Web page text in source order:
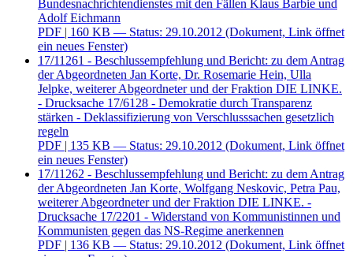
Bundesnachrichtendienstes mit den Fällen Klaus Barbie und
Adolf Eichmann
PDF | 160 KB — Status: 29.10.2012 (Dokument, Link öffnet
ein neues Fenster)
17/11261 - Beschlussempfehlung und Bericht: zu dem Antrag
der Abgeordneten Jan Korte, Dr. Rosemarie Hein, Ulla
Jelpke, weiterer Abgeordneter und der Fraktion DIE LINKE.
- Drucksache 17/6128 - Demokratie durch Transparenz
stärken - Deklassifizierung von Verschlusssachen gesetzlich
regeln
PDF | 135 KB — Status: 29.10.2012 (Dokument, Link öffnet
ein neues Fenster)
17/11262 - Beschlussempfehlung und Bericht: zu dem Antrag
der Abgeordneten Jan Korte, Wolfgang Neskovic, Petra Pau,
weiterer Abgeordneter und der Fraktion DIE LINKE. -
Drucksache 17/2201 - Widerstand von Kommunistinnen und
Kommunisten gegen das NS-Regime anerkennen
PDF | 136 KB — Status: 29.10.2012 (Dokument, Link öffnet